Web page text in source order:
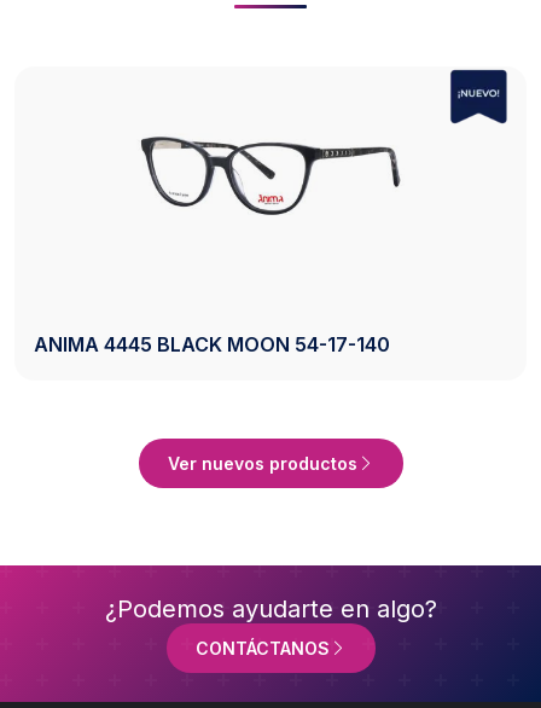
140 AXESS 2742 BLACK 50-20-140
Ver nuevos productos
¿Podemos ayudarte en algo?
CONTÁCTANOS